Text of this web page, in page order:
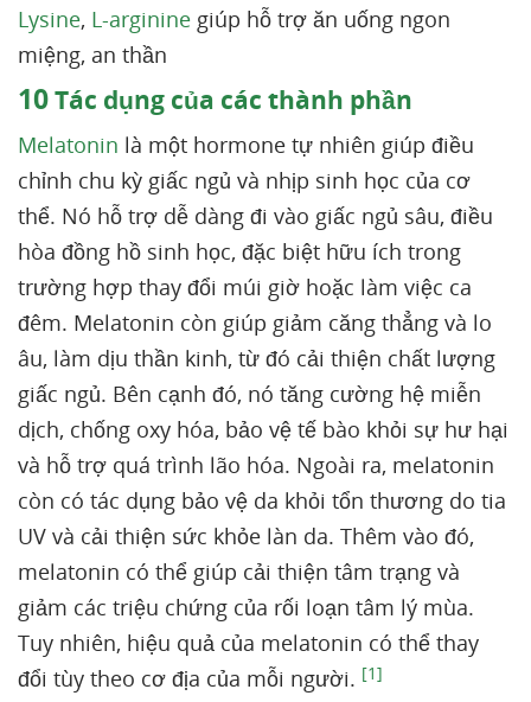
Lysine, L-arginine giúp hỗ trợ ăn uống ngon
miệng, an thần
10Tác dụng của các thành phần
Melatonin là một hormone tự nhiên giúp điều
chỉnh chu kỳ giấc ngủ và nhịp sinh học của cơ
thể. Nó hỗ trợ dễ dàng đi vào giấc ngủ sâu, điều
hòa đồng hồ sinh học, đặc biệt hữu ích trong
trường hợp thay đổi múi giờ hoặc làm việc ca
đêm. Melatonin còn giúp giảm căng thẳng và lo
âu, làm dịu thần kinh, từ đó cải thiện chất lượng
giấc ngủ. Bên cạnh đó, nó tăng cường hệ miễn
dịch, chống oxy hóa, bảo vệ tế bào khỏi sự hư hại
và hỗ trợ quá trình lão hóa. Ngoài ra, melatonin
còn có tác dụng bảo vệ da khỏi tổn thương do tia
UV và cải thiện sức khỏe làn da. Thêm vào đó,
melatonin có thể giúp cải thiện tâm trạng và
giảm các triệu chứng của rối loạn tâm lý mùa.
Tuy nhiên, hiệu quả của melatonin có thể thay
đổi tùy theo cơ địa của mỗi người. [1]